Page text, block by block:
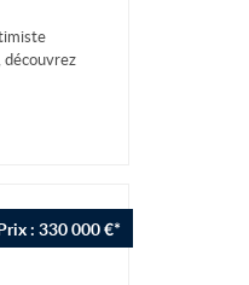
découvrez
: 330 000 €*